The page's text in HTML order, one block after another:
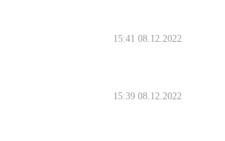
15:41 08.12.2022
15:39 08.12.2022